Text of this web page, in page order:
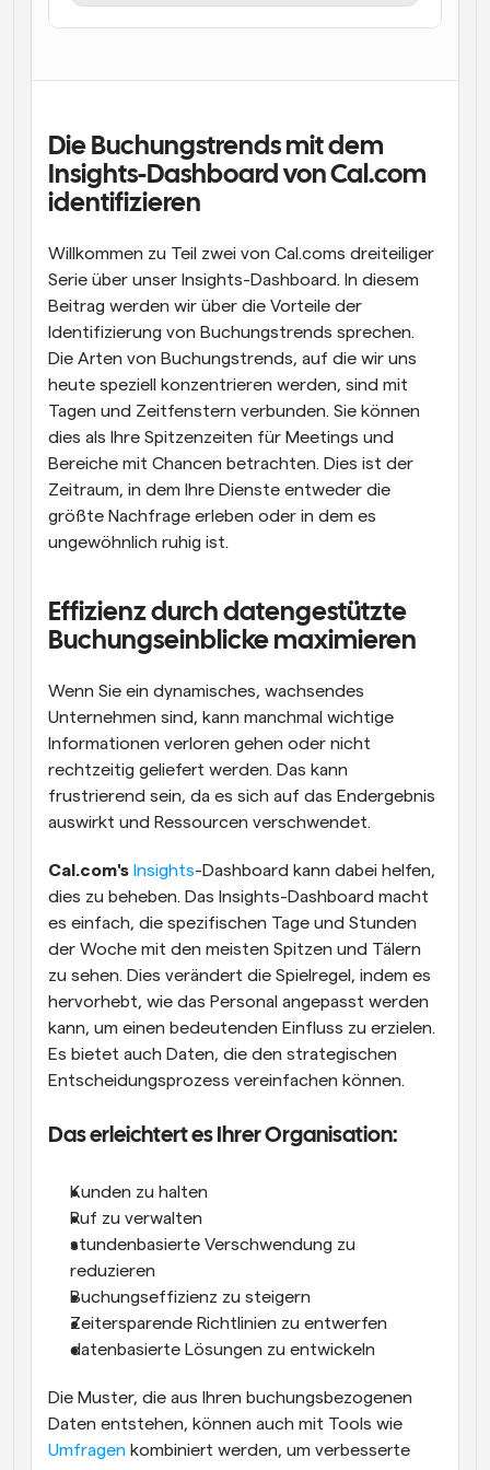
Supercharged Planung mit KI-gestützten Anrufen
Nachrichten und Updates.
Sofortige Besprechungen
Treffen Sie sich in wenigen Minuten mit Kunden
Dynamische Gruppenlinks
Nahtlos Meetings mit mehreren Personen buchen
Webhooks
Erhalten Sie eine Benachrichtigung, wenn etwas
passiert
Die Buchungstrends mit dem
Insights-Dashboard von Cal.com
identifizieren
Willkommen zu Teil zwei von Cal.coms dreiteiliger
Serie über unser Insights-Dashboard. In diesem
Beitrag werden wir über die Vorteile der
Identifizierung von Buchungstrends sprechen.
Die Arten von Buchungstrends, auf die wir uns
heute speziell konzentrieren werden, sind mit
Tagen und Zeitfenstern verbunden. Sie können
dies als Ihre Spitzenzeiten für Meetings und
Bereiche mit Chancen betrachten. Dies ist der
Zeitraum, in dem Ihre Dienste entweder die
größte Nachfrage erleben oder in dem es
ungewöhnlich ruhig ist.
Effizienz durch datengestützte
Buchungseinblicke maximieren
Wenn Sie ein dynamisches, wachsendes
Unternehmen sind, kann manchmal wichtige
Informationen verloren gehen oder nicht
rechtzeitig geliefert werden. Das kann
frustrierend sein, da es sich auf das Endergebnis
auswirkt und Ressourcen verschwendet.
Cal.com's Insights-Dashboard kann dabei helfen,
dies zu beheben. Das Insights-Dashboard macht
es einfach, die spezifischen Tage und Stunden
der Woche mit den meisten Spitzen und Tälern
zu sehen. Dies verändert die Spielregel, indem es
hervorhebt, wie das Personal angepasst werden
kann, um einen bedeutenden Einfluss zu erzielen.
Es bietet auch Daten, die den strategischen
Entscheidungsprozess vereinfachen können.
Das erleichtert es Ihrer Organisation:
Kunden zu halten
Ruf zu verwalten
stundenbasierte Verschwendung zu
reduzieren
Buchungseffizienz zu steigern
Zeitersparende Richtlinien zu entwerfen
datenbasierte Lösungen zu entwickeln
Die Muster, die aus Ihren buchungsbezogenen
Umfragen kombiniert werden, um verbesserte